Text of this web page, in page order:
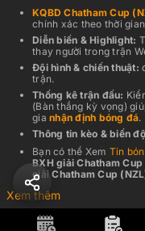
KQBDChatham Cup
chính xác theo thời
Diễn biến & Highlight:
thay người trong trận
Đội hình & chiến thuật:
trận.
Thống kê trận đấu:
(Bàn thắng kỳ vọng)
gia nhận định bóng đá.
Thông tin kèo & biến
Bạn có thể Xem Tin
BXH giảiChatham
giảiChatham Cup
Giải thích nhanh kèo & chỉ
HDP (Kèo Chấp):
Bay United
dựa trên
Xem thêm